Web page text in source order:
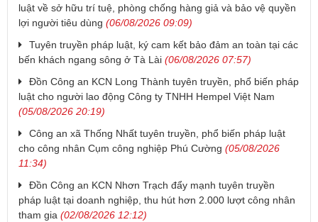
luật về sở hữu trí tuệ, phòng chống hàng giả và bảo vệ quyền
lợi người tiêu dùng (06/08/2026 09:09)
Tuyên truyền pháp luật, ký cam kết bảo đảm an toàn tại các
bến khách ngang sông ở Tà Lài (06/08/2026 07:57)
Đồn Công an KCN Long Thành tuyên truyền, phổ biến pháp
luật cho người lao động Công ty TNHH Hempel Việt Nam
(05/08/2026 20:19)
Công an xã Thống Nhất tuyên truyền, phổ biến pháp luật
cho công nhân Cụm công nghiệp Phú Cường (05/08/2026
11:34)
Đồn Công an KCN Nhơn Trạch đẩy mạnh tuyên truyền
pháp luật tại doanh nghiệp, thu hút hơn 2.000 lượt công nhân
tham gia (02/08/2026 12:12)